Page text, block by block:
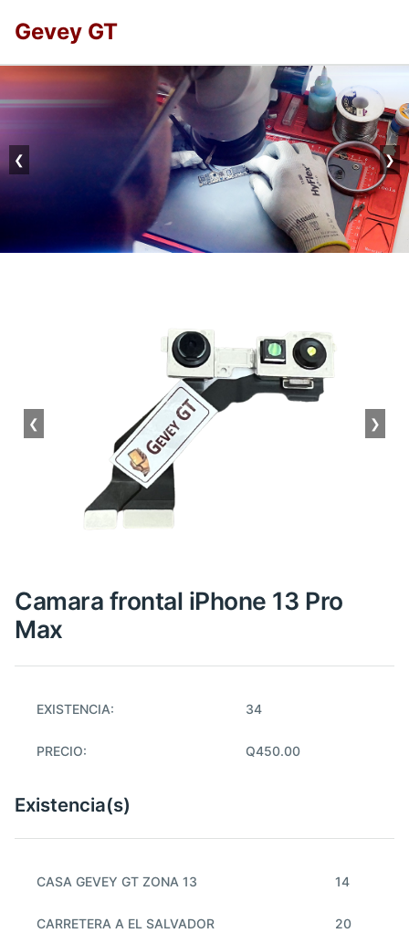
Gevey GT
❮ ❯
❮ ❯
Camara frontal iPhone 13 Pro
Max
EXISTENCIA: 34
PRECIO: Q450.00
Existencia(s)
CASA GEVEY GT ZONA 13 14
CARRETERA A EL SALVADOR 20